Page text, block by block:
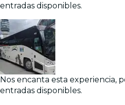
entradas disponibles.
Nos encanta esta experiencia,
entradas disponibles.